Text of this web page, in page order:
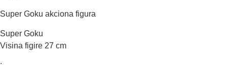
Super Goku akciona figura
Super Goku
Visina figire 27 cm